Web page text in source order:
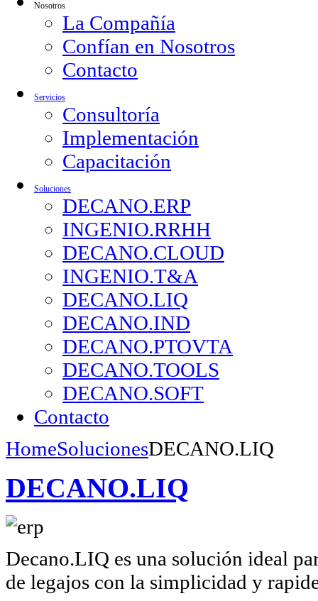
Nosotros
La Compañía
Confían en Nosotros
Contacto
Servicios
Consultoría
Implementación
Capacitación
Soluciones
DECANO.ERP
INGENIO.RRHH
DECANO.CLOUD
INGENIO.T&A
DECANO.LIQ
DECANO.IND
DECANO.PTOVTA
DECANO.TOOLS
DECANO.SOFT
Contacto
HomeSolucionesDECANO.LIQ
DECANO.LIQ
Decano.LIQ es una solución ideal
de legajos con la simplicidad y